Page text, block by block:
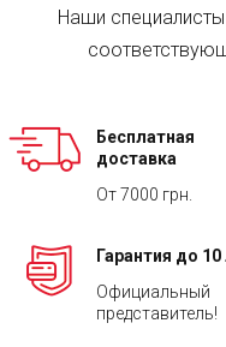
Наши
Бесплатная
доставка
От 7000 грн.
Гарантия до 10
Официальный
представитель!